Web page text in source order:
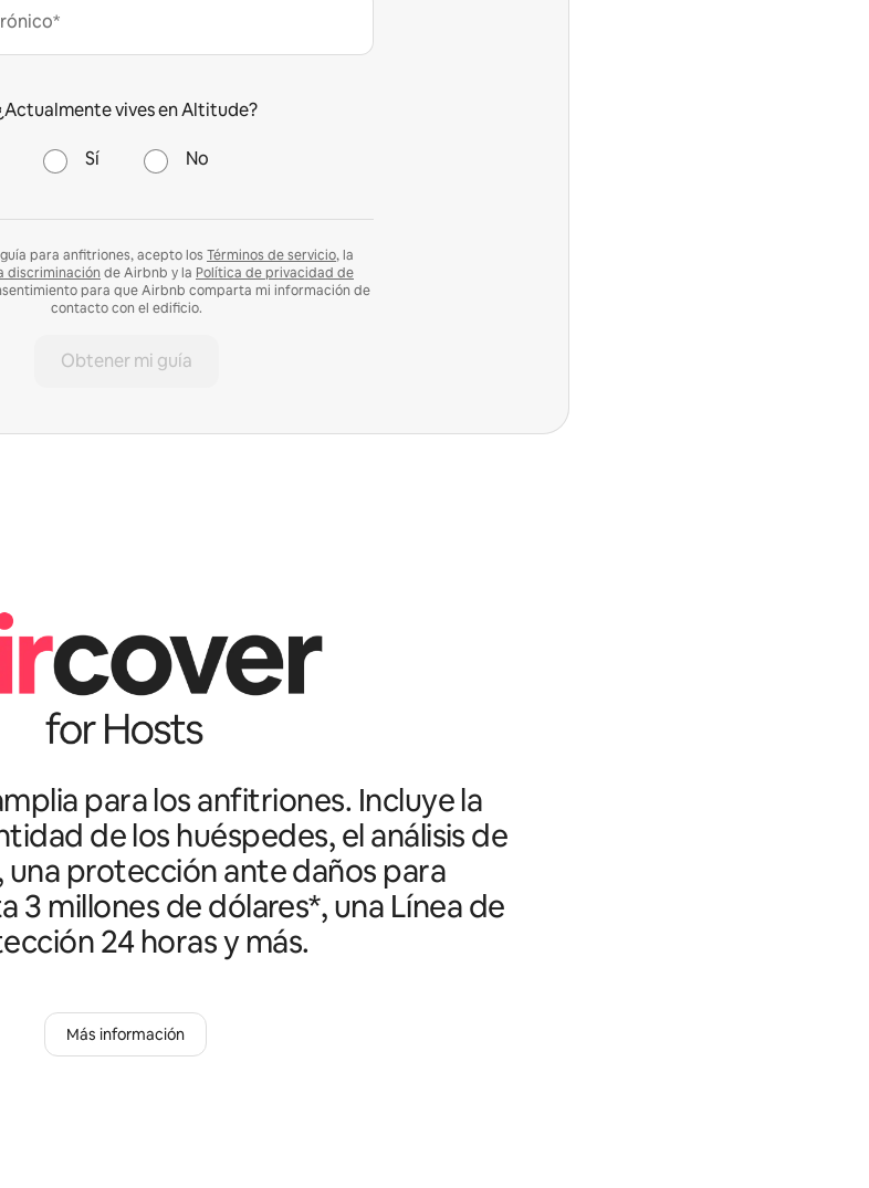
vives en Altitude?
Sí No
para anfitriones, acepto los Términos de servicio, la
discriminación de Airbnb y la Política de privacidad de
para que Airbnb comparta mi información de
contacto con el edificio.
Obtener mi guía
para los anfitriones. Incluye la
de los huéspedes, el análisis de
una protección ante daños para
3 millones de dólares*, una Línea de
24 horas y más.
Más información